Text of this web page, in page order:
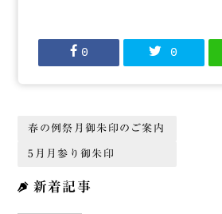
0 0
春の例祭月御朱印のご案内
5月月参り御朱印
新着記事